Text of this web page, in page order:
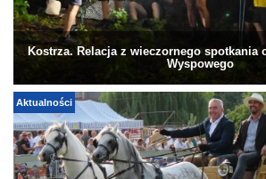
Kostrza. Relacja z wieczornego spotkania
Wyspowego
Aktualności